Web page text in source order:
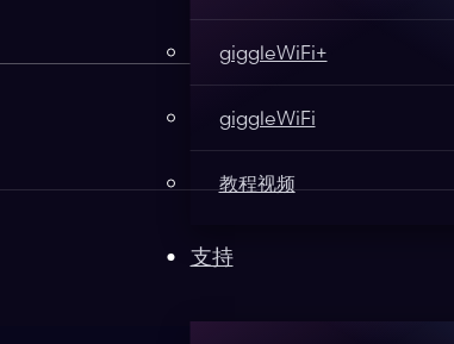
giggleWiFi+
giggleWiFi
教程视频
支持